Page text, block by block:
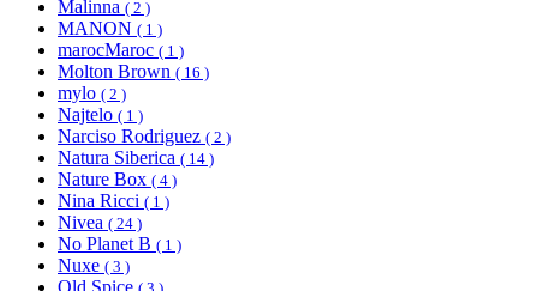
Malinna ( 2 )
MANON ( 1 )
marocMaroc ( 1 )
Molton Brown ( 16 )
mylo ( 2 )
Najtelo ( 1 )
Narciso Rodriguez ( 2 )
Natura Siberica ( 14 )
Nature Box ( 4 )
Nina Ricci ( 1 )
Nivea ( 24 )
No Planet B ( 1 )
Nuxe ( 3 )
Old Spice